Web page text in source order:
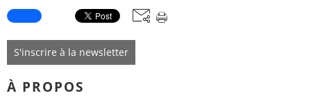
S'inscrire à la newsletter
À PROPOS